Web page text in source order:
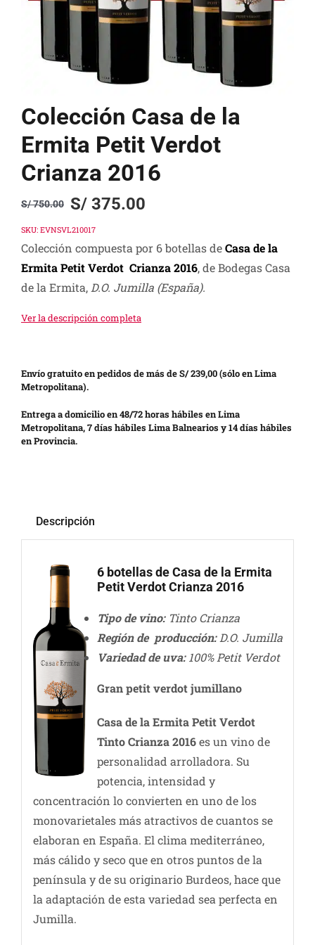
Colección Casa de la
Ermita Petit Verdot
Crianza 2016
S/750.00
Original
price
was:
S/ 750.00.
S/375.00
Current
price
is:
S/ 375.00.
SKU: EVNSVL210017
Colección compuesta por 6 botellas deCasa de la
Ermita Petit Verdot Crianza 2016, de Bodegas Casa
de la Ermita, D.O. Jumilla (España).
Ver la descripción completa
Envío gratuito en pedidos de más de S/ 239,00 (sólo en Lima
Metropolitana).
Entrega a domicilio en 48/72 horas hábiles en Lima
Metropolitana, 7 días hábiles Lima Balnearios y 14 días hábiles
en Provincia.
Descripción
6 botellas de Casa de la Ermita
Petit Verdot Crianza 2016
Tipo de vino:Tinto Crianza
Región de producción:D.O. Jumilla
Variedad de uva:100% Petit Verdot
Gran petit verdot jumillano
Casa de la Ermita Petit Verdot
Tinto Crianza 2016es un vino de
personalidad arrolladora. Su
potencia, intensidad y
concentración lo convierten en uno de los
monovarietales más atractivos de cuantos se
elaboran en España. El clima mediterráneo,
más cálido y seco que en otros puntos de la
península y de su originario Burdeos, hace que
la adaptación de esta variedad sea perfecta en
Jumilla.